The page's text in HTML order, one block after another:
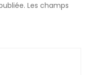
Les champs